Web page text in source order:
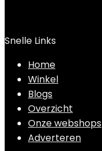
Snelle Links
Home
Winkel
Blogs
Overzicht
Onze webshops
Adverteren